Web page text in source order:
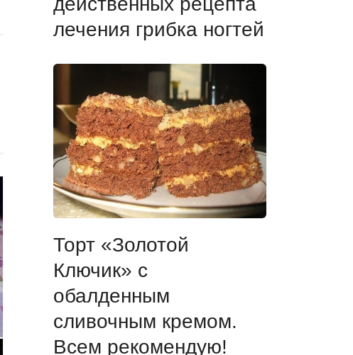
лечения грибка ногтей
Торт «Золотой
Ключик» с
обалденным
сливочным кремом.
Всем рекомендую!